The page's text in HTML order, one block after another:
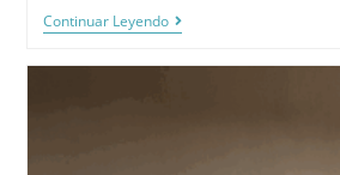
Continuar Leyendo